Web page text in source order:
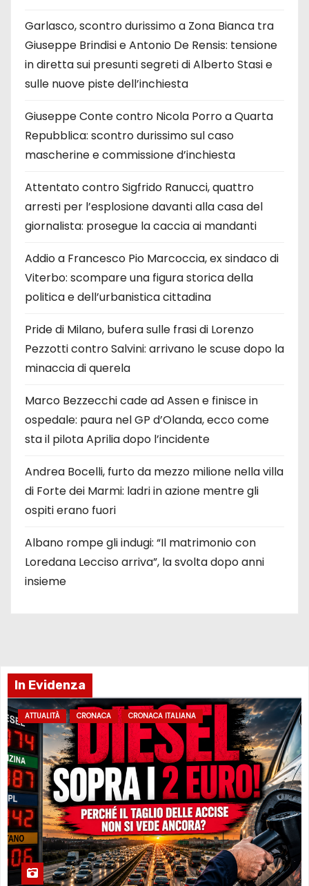
Garlasco, scontro durissimo a Zona Bianca tra
Giuseppe Brindisi e Antonio De Rensis: tensione
in diretta sui presunti segreti di Alberto Stasi e
sulle nuove piste dell’inchiesta
Giuseppe Conte contro Nicola Porro a Quarta
Repubblica: scontro durissimo sul caso
mascherine e commissione d’inchiesta
Attentato contro Sigfrido Ranucci, quattro
arresti per l’esplosione davanti alla casa del
giornalista: prosegue la caccia ai mandanti
Addio a Francesco Pio Marcoccia, ex sindaco di
Viterbo: scompare una figura storica della
politica e dell’urbanistica cittadina
Pride di Milano, bufera sulle frasi di Lorenzo
Pezzotti contro Salvini: arrivano le scuse dopo la
minaccia di querela
Marco Bezzecchi cade ad Assen e finisce in
ospedale: paura nel GP d’Olanda, ecco come
sta il pilota Aprilia dopo l’incidente
Andrea Bocelli, furto da mezzo milione nella villa
di Forte dei Marmi: ladri in azione mentre gli
ospiti erano fuori
Albano rompe gli indugi: “Il matrimonio con
Loredana Lecciso arriva”, la svolta dopo anni
insieme
In Evidenza
ATTUALITÀ CRONACA CRONACA ITALIANA